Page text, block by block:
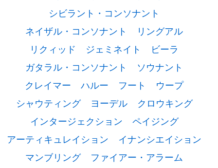
シビラント・コンソナント
ネイザル・コンソナント
リングアル
リクィッド
ジェミネイト
ビーラ
ガタラル・コンソナント
ソウナント
クレイマー
ハルー フート
ウープ
シャウティング
ヨーデル
クロウキング
インタージェクション
ペイジング
アーティキュレイション
イナンシエイション
マンブリング
ファイアー・アラーム